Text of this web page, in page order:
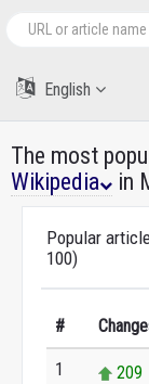
English
The most
Wikipedia
in
Popular
100)
#
1 209